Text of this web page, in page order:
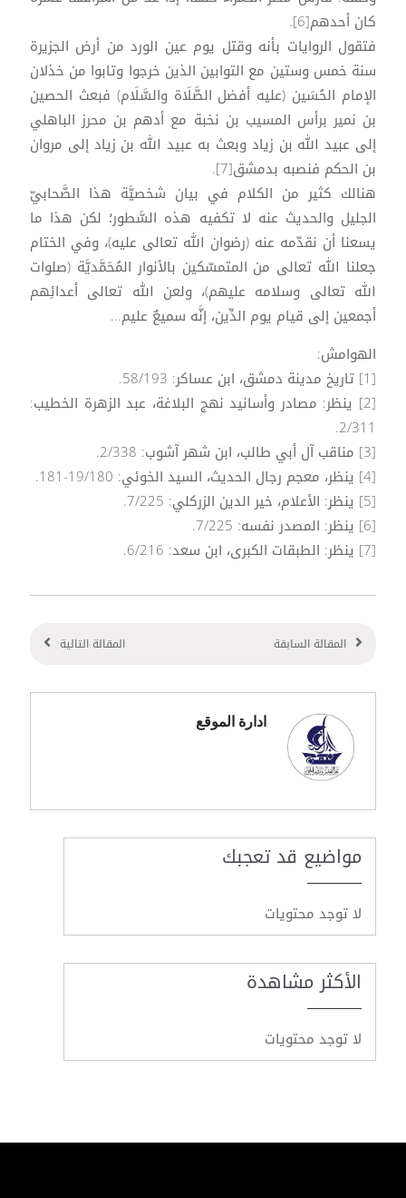
كان أحدهم[6].
فتقول الروايات بأنه وقتل يوم عين الورد من أرض الجزيرة
سنة خمس وستين مع التوابين الذين خرجوا وتابوا من خذلان
الإمام الحُسَين (عليه أفضل الصَّلَاة والسَّلَام) فبعث الحصين
بن نمير برأس المسيب بن نخبة مع أدهم بن محرز الباهلي
إلى عبيد الله بن زياد وبعث به عبيد الله بن زياد إلى مروان
بن الحكم فنصبه بدمشق[7].
هنالك كثير من الكلام في بيان شخصيَّة هذا الصَّحابيّ
الجليل والحديث عنه لا تكفيه هذه السَّطور؛ لكن هذا ما
يسعنا أن نقدّمه عنه (رضوان الله تعالى عليه)، وفي الختام
جعلنا الله تعالى من المتمسّكين بالأنوار المُحَمَّديَّة (صلوات
الله تعالى وسلامه عليهم)، ولعن الله تعالى أعدائِهم
أجمعين إلى قيام يوم الدِّين، إنَّه سميعٌ عليم...
الهوامش:
[1] تاريخ مدينة دمشق، ابن عساكر: 58/193.
[2] ينظر: مصادر وأسانيد نهج البلاغة، عبد الزهرة الخطيب:
2/311.
[3] مناقب آل أبي طالب، ابن شهر آشوب: 2/338.
[4] ينظر، معجم رجال الحديث، السيد الخوئي: 19/180-181.
[5] ينظر: الأعلام، خير الدين الزركلي: 7/225.
[6] ينظر: المصدر نفسه: 7/225.
[7] ينظر: الطبقات الكبرى، ابن سعد: 6/216.
المقالة السابقة المقالة التالية
ادارة الموقع
مواضيع قد تعجبك
لا توجد محتويات
الأكثر مشاهدة
لا توجد محتويات